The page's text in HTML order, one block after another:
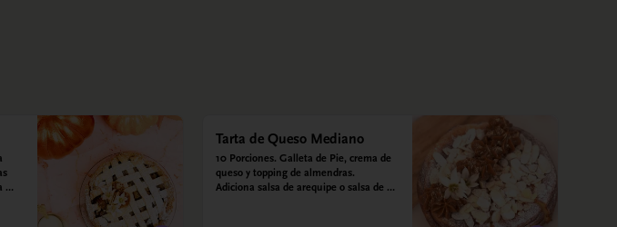
Tarta de Queso Mediano
10 Porciones. Galleta de Pie, crema de
queso y topping de almendras.
Adiciona salsa de arequipe o salsa de